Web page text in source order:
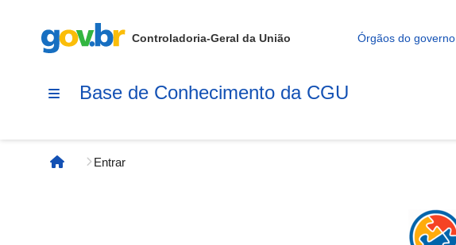
Controladoria-Geral da União Órgãos do governo
Base de Conhecimento da CGU
Página inicial
Entrar